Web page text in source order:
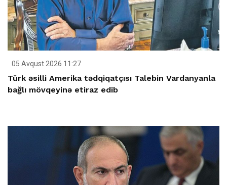
05 Avqust 2026 11:27
Türk əsilli Amerika tədqiqatçısı Talebin Vardanyanla
bağlı mövqeyinə etiraz edib